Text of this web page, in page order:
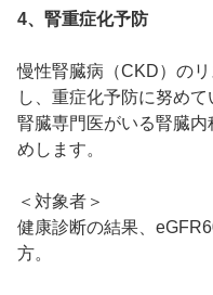
4、腎重症化予防
慢性腎臓病（CKD）の
し、重症化予防に努めて
腎臓専門医がいる腎臓
めします。
＜対象者＞
健康診断の結果、
方。